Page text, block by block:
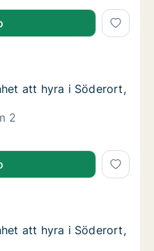
att hyra i Söderort,
i Söderort,
att hyra i Söderort,
att hyra i Söderort,
2
att hyra i Söderort,
att hyra i Söderort,
i Söderort,
att hyra i Söderort,
att hyra i Söderort,